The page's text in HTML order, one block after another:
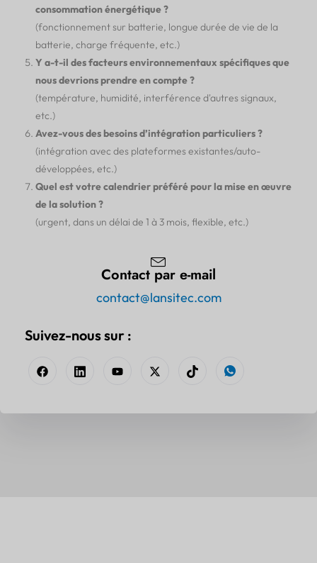
consommation énergétique ?
(fonctionnement sur batterie, longue durée de vie de la
batterie, charge fréquente, etc.)
Y a-t-il des facteurs environnementaux spécifiques que
nous devrions prendre en compte ?
(température, humidité, interférence d'autres signaux,
etc.)
Avez-vous des besoins d’intégration particuliers ?
(intégration avec des plateformes existantes/auto-
développées, etc.)
Quel est votre calendrier préféré pour la mise en œuvre
de la solution ?
(urgent, dans un délai de 1 à 3 mois, flexible, etc.)
Contact par e-mail
contact@lansitec.com
Suivez-nous sur :